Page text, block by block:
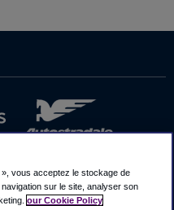
vous acceptez le stockage de
sur le site, analyser son
our Cookie Policy